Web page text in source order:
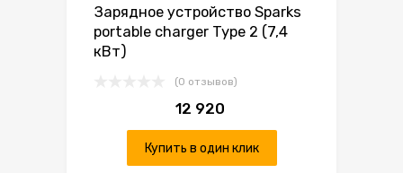
Зарядное устройство Sparks
portable charger Type 2 (7,4
кВт)
(0 отзывов)
12 920
Купить в один клик